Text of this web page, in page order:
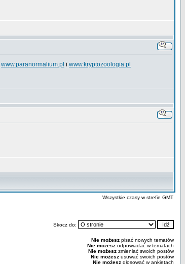
www.paranormalium.pl i www.kryptozoologia.pl
Wszystkie czasy w strefie GMT
Skocz do:
Nie możesz pisać nowych tematów
Nie możesz odpowiadać w tematach
Nie możesz zmieniać swoich postów
Nie możesz usuwać swoich postów
Nie możesz głosować w ankietach